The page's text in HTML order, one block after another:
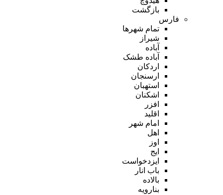
بازگشت
فارس
تمام شهر‌ها
شیراز
آباده
آباده طشک
اردکان
ارسنجان
استهبان
اشکنان
افزر
اقلید
امام شهر
اهل
اوز
ایج
ایزدخواست
باب انار
بالاده
بنارویه